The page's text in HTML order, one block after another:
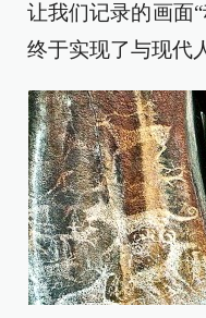
让我们记录的画面
终于实现了与现代